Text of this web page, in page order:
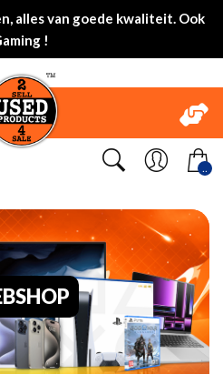
alles van goede kwaliteit. Ook
!
..